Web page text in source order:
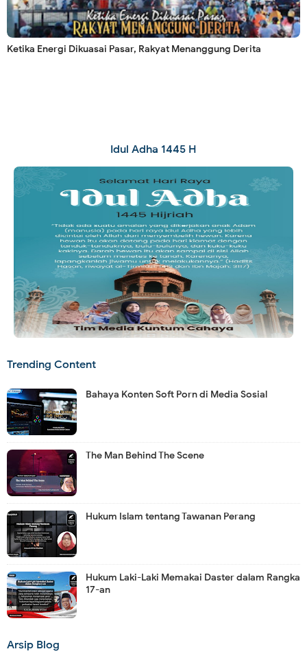
Ketika Energi Dikuasai Pasar, Rakyat Menanggung Derita
Idul Adha 1445 H
Trending Content
Bahaya Konten Soft Porn di Media Sosial
The Man Behind The Scene
Hukum Islam tentang Tawanan Perang
Hukum Laki-Laki Memakai Daster dalam Rangka
17-an
Arsip Blog